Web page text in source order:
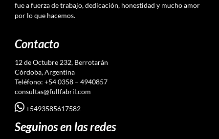
fue a fuerza de trabajo, dedicación, honestidad y mucho amor
por lo que hacemos.
Contacto
12 de Octubre 232, Berrotarán
Córdoba, Argentina
Teléfono: +54 0358 – 4940857
consultas@fullfabril.com
+5493585617582
Seguinos en las redes